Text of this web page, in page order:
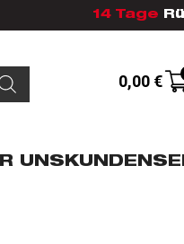
14 Tage
0,00 €
UNS